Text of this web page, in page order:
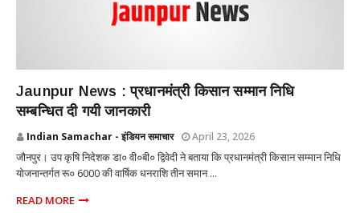
Jaunpur News : ​प्रधानमंत्री किसान सम्मान निधि
सम्बन्धित दी गयी जानकारी
Indian Samachar - इंडियन समाचार April 23, 2026
जौनपुर। उप कृषि निदेशक डा० वी०बी० द्विवेदी ने बताया कि प्रधानमंत्री किसान सम्मान निधि
योजनान्तर्गत रू० 6000 की वार्षिक धनराशि तीन समान ...
READ MORE